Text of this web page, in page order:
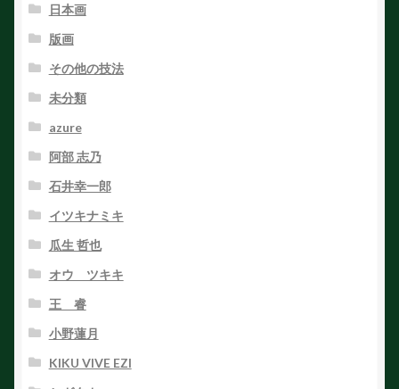
日本画
版画
その他の技法
未分類
azure
阿部 志乃
石井幸一郎
イツキナミキ
瓜生 哲也
オウ ツキキ
王 睿
小野蓮月
KIKU VIVE EZI